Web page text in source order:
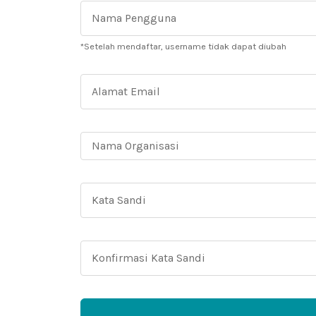
*Setelah mendaftar, username tidak dapat diubah